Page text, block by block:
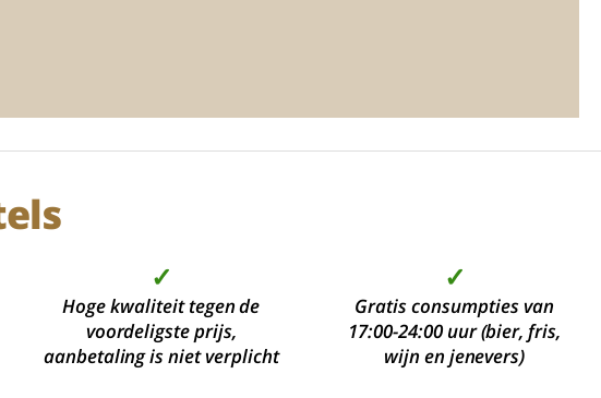
✓
Hoge kwaliteit tegen de
voordeligste prijs,
aanbetaling is niet verplicht
✓
Gratis consumpties van
17:00-24:00 uur (bier, fris,
wijn en jenevers)